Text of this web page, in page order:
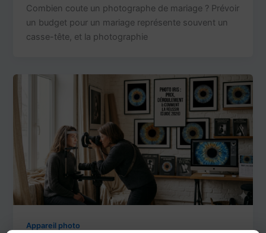
Combien coute un photographe de mariage ? Prévoir
un budget pour un mariage représente souvent un
casse-tête, et la photographie
Appareil photo